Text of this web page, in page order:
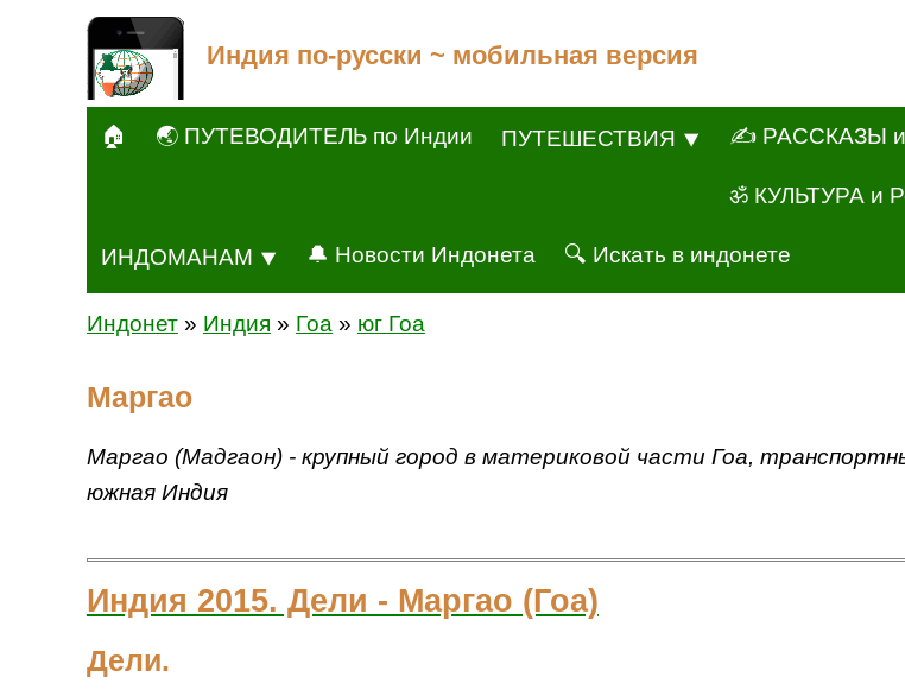
Индия по-русски ~ мобильная версия
🏠 🌏 ПУТЕВОДИТЕЛЬ по Индии ПУТЕШЕСТВИЯ ⯆ ✍ РАССКАЗЫ и
ॐ КУЛЬТУРА и
ИНДОМАНАМ ⯆ 🔔 Новости Индонета 🔍 Искать в индонете
Индонет» Индия » Гоа » юг Гоа
Маргао
Маргао (Мадгаон) - крупный город в материковой части Гоа,
южная Индия
Индия 2015. Дели - Маргао (Гоа)
Дели.